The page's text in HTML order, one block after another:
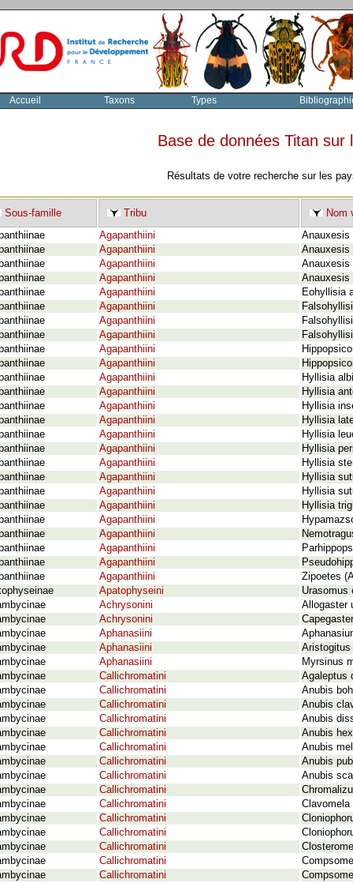
Accueil Taxons Types
Base de données Titan
Résultats de votre recherche sur les
Sous-famille Tribu
Nom
Agapanthiini
Anauxesis
Agapanthiini
Anauxesis
Agapanthiini
Anauxesis
Agapanthiini
Anauxesis
Agapanthiini
Eohyllisia
Agapanthiini
Agapanthiini
Agapanthiini
Agapanthiini
Agapanthiini
Agapanthiini
Hyllisia
Agapanthiini
Hyllisia
Agapanthiini
Hyllisia
Agapanthiini
Hyllisia
Agapanthiini
Hyllisia
Agapanthiini
Hyllisia
Agapanthiini
Hyllisia
Agapanthiini
Hyllisia
Agapanthiini
Hyllisia
Agapanthiini
Hyllisia
Agapanthiini
Agapanthiini
Agapanthiini
Agapanthiini
Agapanthiini
Zipoetes
Apatophyseini
Urasomus
Achrysonini
Allogaster
Achrysonini
Aphanasiini
Aphanasiini
Aristogitus
Aphanasiini
Myrsinus
Callichromatini
Agaleptus
Callichromatini
Anubis
Callichromatini
Anubis
Callichromatini
Anubis
Callichromatini
Anubis
Callichromatini
Anubis
Callichromatini
Anubis
Callichromatini
Anubis
Callichromatini
Callichromatini
Clavomela
Callichromatini
Callichromatini
Callichromatini
Callichromatini
Callichromatini